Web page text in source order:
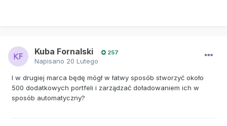
Kuba Fornalski 257
Napisano 20 Lutego
I w drugiej marca będę mógł w łatwy sposób stworzyć około
500 dodatkowych portfeli i zarządzać doładowaniem ich w
sposób automatyczny?